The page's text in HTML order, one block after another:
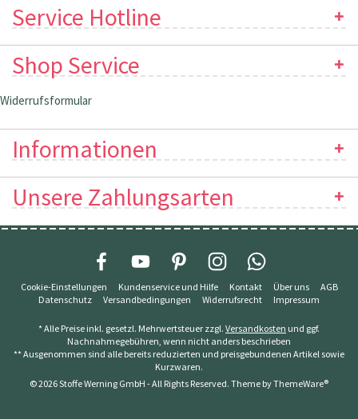
Service Hotline
Shop Service
Widerrufsformular
Informationen
Unsere Zahlungsarten
Cookie-Einstellungen Kundenservice und Hilfe Kontakt Über uns
AGB
Datenschutz
Versandbedingungen Widerrufsrecht Impressum
* Alle Preise inkl. gesetzl. Mehrwertsteuer zzgl. Versandkosten und ggf.
Nachnahmegebühren, wenn nicht anders beschrieben
** Ausgenommen sind alle bereits reduzierten und preisgebundenen Artikel sowie
Kurzwaren.
© 2026 Stoffe Werning GmbH - All Rights Reserved. Theme byThemeWare®